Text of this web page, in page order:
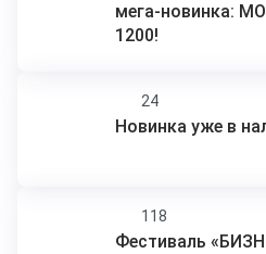
мега-новинка:
1200!
24
Новинка уже в
118
Фестиваль